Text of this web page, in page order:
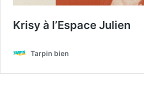
Krisy à l’Espace Julien
Tarpin bien